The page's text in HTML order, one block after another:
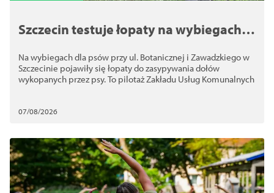
Szczecin testuje łopaty na wybiegach
Na wybiegach dla psów przy ul. Botanicznej i Zawadzkiego w
Szczecinie pojawiły się łopaty do zasypywania dołów
wykopanych przez psy. To pilotaż Zakładu Usług Komunalnych
07/08/2026